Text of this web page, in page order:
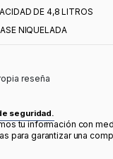
DE 4,8 LITROS
NIQUELADA
reseña
seguridad.
tu información con
para garantizar una